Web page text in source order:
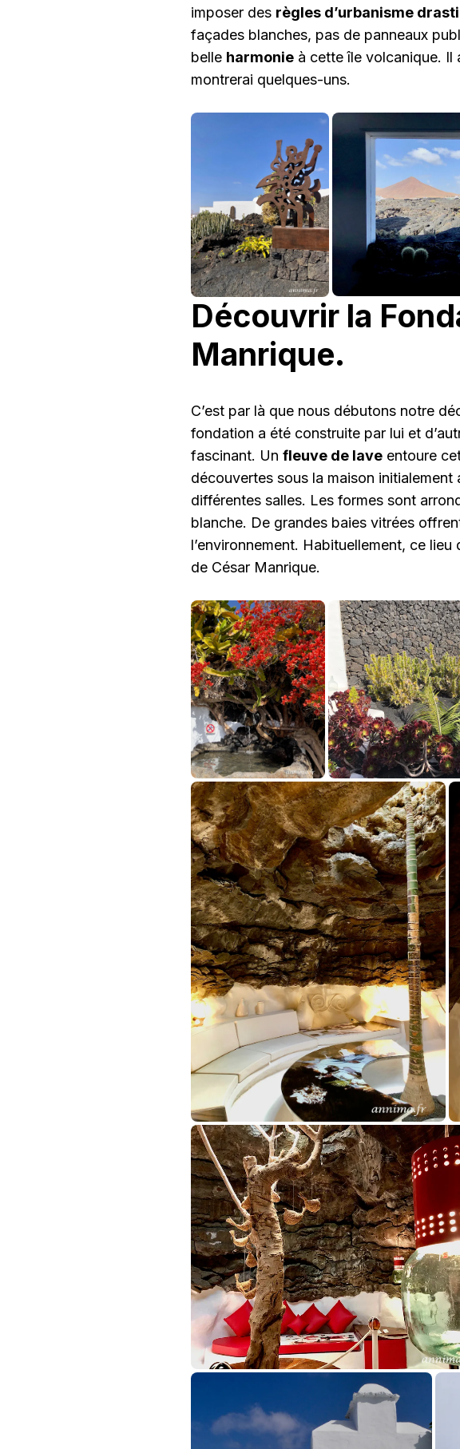
imposer des règles d’urbanisme
façades blanches, pas de panneaux
belle harmonie à cette île volcanique. Il
montrerai quelques-uns.
Découvrir la
Manrique.
C’est par là que nous débutons notre
fondation a été construite par lui et
fascinant. Un fleuve de lave entoure
découvertes sous la maison initialement
différentes salles. Les formes sont
blanche. De grandes baies vitrées
l’environnement. Habituellement, ce lieu
de César Manrique.